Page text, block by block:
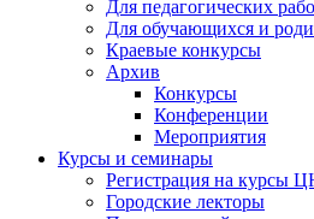
Для педагогических
Для обучающихся и
Краевые конкурсы
Архив
Конкурсы
Конференции
Мероприятия
Курсы и семинары
Регистрация на курсы
Городские лекторы